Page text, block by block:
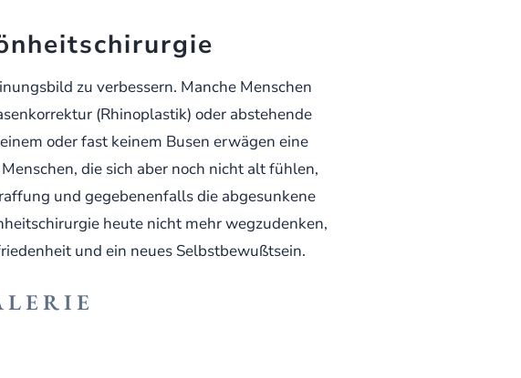
zu verbessern. Manche Menschen
(Rhinoplastik) oder abstehende
oder fast keinem Busen erwägen eine
die sich aber noch nicht alt fühlen,
und gegebenenfalls die abgesunkene
heute nicht mehr wegzudenken,
und ein neues Selbstbewußtsein.